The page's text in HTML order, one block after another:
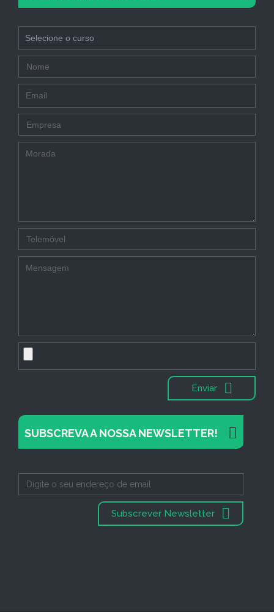
Enviar
SUBSCREVA A NOSSA NEWSLETTER!
Subscrever Newsletter